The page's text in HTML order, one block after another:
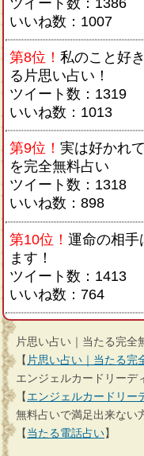
いいね数：1007
第8位！ 私のこと好
る片思い占い！
ツイート数：1319
いいね数：1013
第9位！ 実は好かれ
を完全無料占い
ツイート数：1318
いいね数：898
第10位！ 運命の相手
ます！
ツイート数：1413
いいね数：764
片思い占い｜当たる完全
【 片思い占い｜当たる完
エンジェルカードリーデ
【エンジェルカードリー
無料占いで満足出来ない
【当たる電話占い】